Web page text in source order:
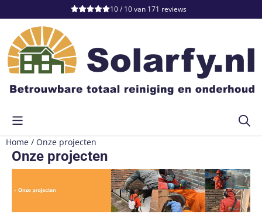
Cookievoorkeuren zijn momenteel gesloten.
10 / 10van 171 reviews
Home / Onze projecten
Onze projecten